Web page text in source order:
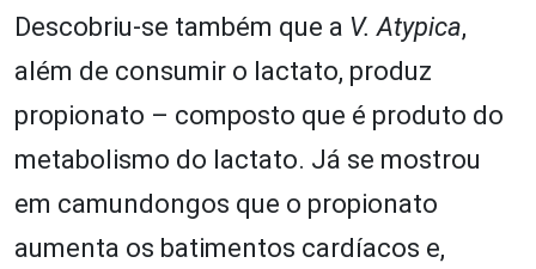
Descobriu-se também que a V. Atypica,
além de consumir o lactato, produz
propionato – composto que é produto do
metabolismo do lactato. Já se mostrou
em camundongos que o propionato
aumenta os batimentos cardíacos e,